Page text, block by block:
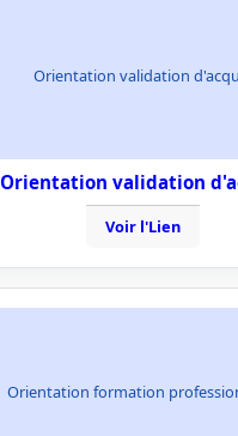
Orientation validation
Orientation validation
Voir l'Lien
Orientation formation